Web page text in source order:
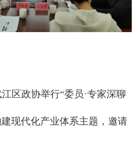
政协举行“委员·专家深聊
现代化产业体系主题，邀请